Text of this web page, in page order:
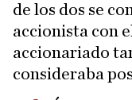
de los dos se
accionista con
accionariado
consideraba